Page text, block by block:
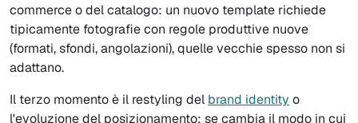
commerce o del catalogo: un nuovo template richiede
tipicamente fotografie con regole produttive nuove
(formati, sfondi, angolazioni), quelle vecchie spesso non si
adattano.
Il terzo momento è il restyling del brand identity o
l'evoluzione del posizionamento: se cambia il modo in cui